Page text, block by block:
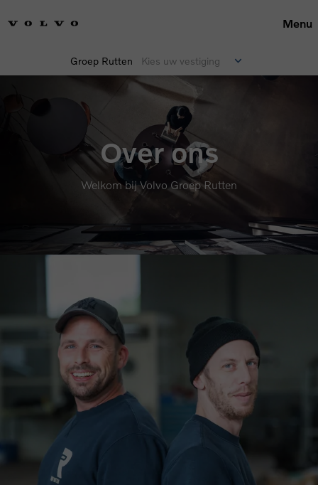
Menu
Groep Rutten Kies uw vestiging
Over ons
Welkom bij Volvo Groep Rutten